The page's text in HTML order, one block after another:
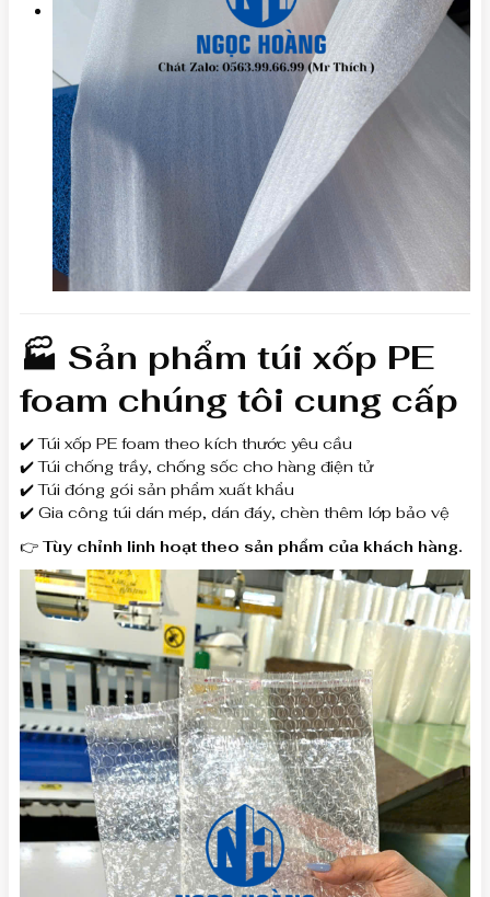
🏭 Sản phẩm túi xốp PE
foam chúng tôi cung cấp
✔️ Túi xốp PE foam theo kích thước yêu cầu
✔️ Túi chống trầy, chống sốc cho hàng điện tử
✔️ Túi đóng gói sản phẩm xuất khẩu
✔️ Gia công túi dán mép, dán đáy, chèn thêm lớp bảo vệ
👉 Tùy chỉnh linh hoạt theo sản phẩm của khách hàng.